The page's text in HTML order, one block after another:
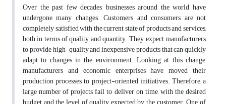
Over the past few decades, businesses around the world have
undergone many changes. Customers and consumers are not
completely satisfied with the current state of products and services,
both in terms of quality and quantity. They expect manufacturers
to provide high-quality and inexpensive products that can quickly
adapt to changes in the environment. Looking at this change,
manufacturers and economic enterprises have moved their
production processes to project-oriented initiatives. Therefore, a
large number of projects fail to deliver on time, with the desired